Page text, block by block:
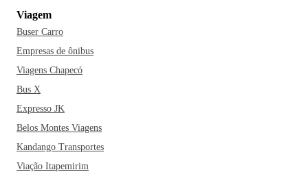
Viagem
Buser Carro
Empresas de ônibus
Viagens Chapecó
Bus X
Expresso JK
Belos Montes Viagens
Kandango Transportes
Viação Itapemirim